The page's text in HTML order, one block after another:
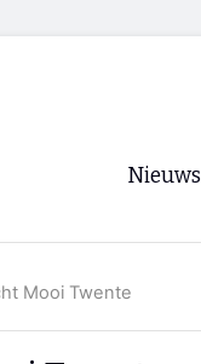
Nieuws
Mooi Twente